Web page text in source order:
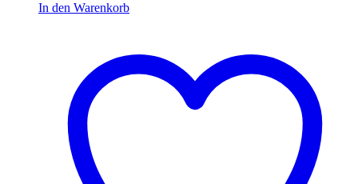
In den Warenkorb